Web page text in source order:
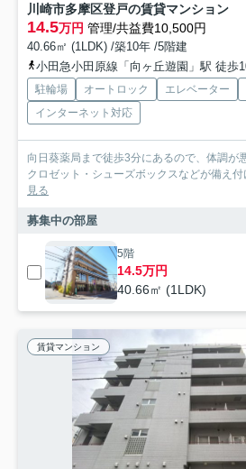
川崎市多摩区登戸の賃貸マンション
14.5万円 管理/共益費10,500円
40.66㎡ (1LDK) /築10年 /5階建
小田急小田原線「向ヶ丘遊園」駅 徒歩
駐輪場 オートロック エレベーター
インターネット対応
向日葵薬局まで徒歩3分にあるので、体調が
クロゼット・シューズボックスなどが備え
見る
募集中の部屋
5階
14.5万円
40.66㎡ (1LDK)
賃貸マンション